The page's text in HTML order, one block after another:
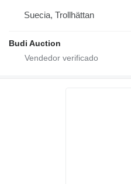
Suecia, Trollhättan
Budi Auction